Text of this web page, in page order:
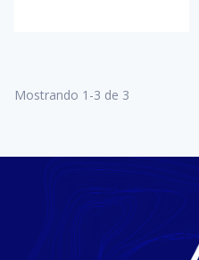
Mostrando 1 -3 de 3